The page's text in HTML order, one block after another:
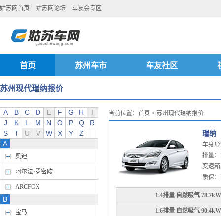
姑苏网首页 姑苏网论坛 车友会专区
首页 苏州车市 车友社区
苏州现代瑞纳报价
A B C D E F G H
I
J
K L M N O P Q
R
S
T U V W X Y
Z
A
奥迪
阿尔法·罗密欧
ARCFOX
B
宝马
当前位置： 首页 > 苏州现代瑞纳报价
瑞纳
车身
排量：
变速
质保
1.4排量 自然吸气 78.7kW
1.6排量 自然吸气 90.4kW